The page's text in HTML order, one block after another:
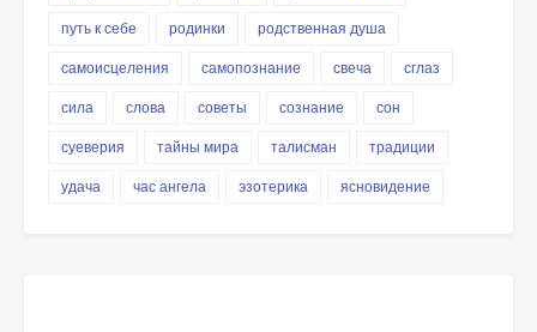
путь к себе
родинки
родственная душа
самоисцеления
самопознание свеча
сглаз
сила
слова советы сознание
сон
суеверия
тайны мира талисман
традиции
удача
час ангела эзотерика ясновидение